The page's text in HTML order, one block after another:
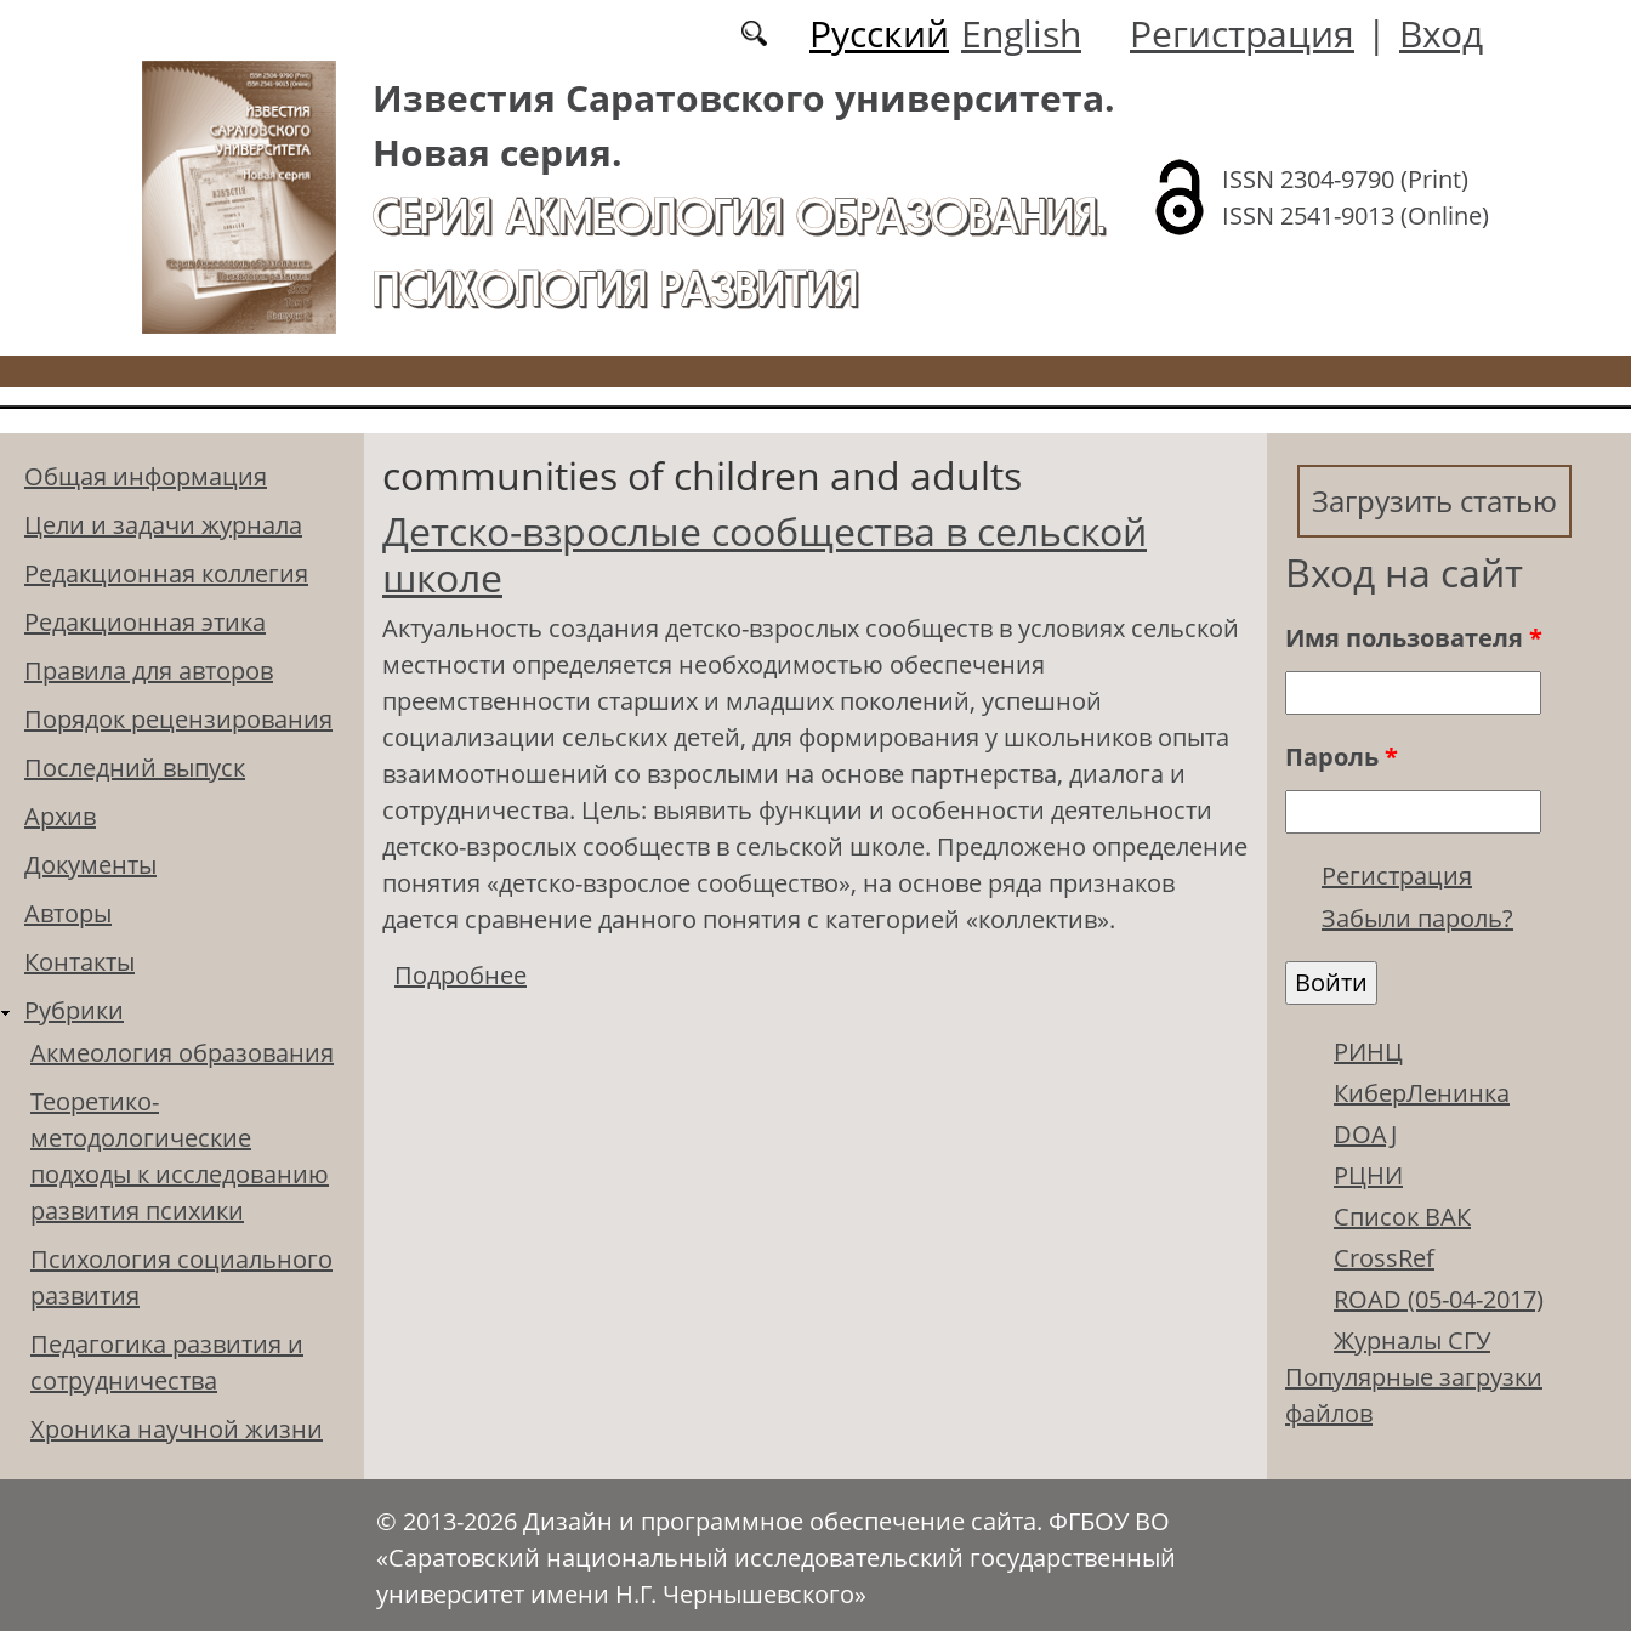
Русский English Регистрация | Вход
Известия Саратовского университета.
Новая серия.
СЕРИЯ АКМЕОЛОГИЯ ОБРАЗОВАНИЯ.
ПСИХОЛОГИЯ РАЗВИТИЯ
ISSN 2304-9790 (Print)
ISSN 2541-9013 (Online)
Общая информация
Цели и задачи журнала
Редакционная коллегия
Редакционная этика
Правила для авторов
Порядок рецензирования
Последний выпуск
Архив
Документы
Авторы
Контакты
Рубрики
Акмеология образования
Теоретико-
методологические
подходы к исследованию
развития психики
Психология социального
развития
Педагогика развития и
сотрудничества
Хроника научной жизни
communities of children and adults
Детско-взрослые сообщества в сельской
школе
Актуальность создания детско-взрослых сообществ в условиях сельской
местности определяется необходимостью обеспечения
преемственности старших и младших поколений, успешной
социализации сельских детей, для формирования у школьников опыта
взаимоотношений со взрослыми на основе партнерства, диалога и
сотрудничества. Цель: выявить функции и особенности деятельности
детско-взрослых сообществ в сельской школе. Предложено определение
понятия «детско-взрослое сообщество», на основе ряда признаков
дается сравнение данного понятия с категорией «коллектив».
Подробнее
Загрузить статью
Вход на сайт
Имя пользователя *
Пароль*
Регистрация
Забыли пароль?
РИНЦ
КиберЛенинка
DOAJ
РЦНИ
Список ВАК
CrossRef
ROAD (05-04-2017)
Журналы СГУ
Популярные загрузки
файлов
© 2013-2026 Дизайн и программное обеспечение сайта. ФГБОУ ВО
«Саратовский национальный исследовательский государственный
университет имени Н.Г. Чернышевского»